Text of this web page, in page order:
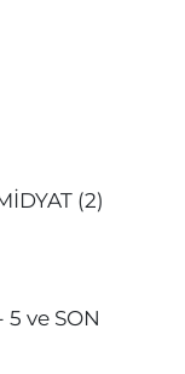
(2)
Doktor Nihat ÖZKAN- 5 ve SON